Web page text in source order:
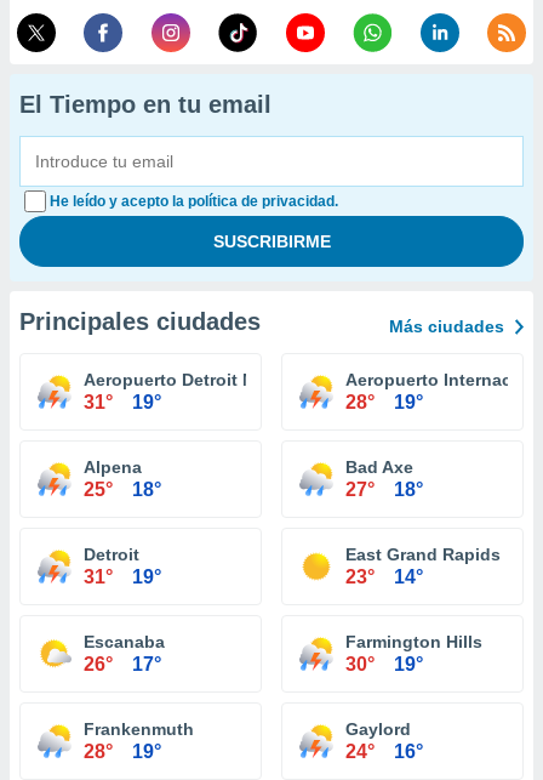
El Tiempo en tu email
He leído y acepto la política de privacidad.
Principales ciudades Más ciudades
Aeropuerto Detroit Metropolitan Wayne County
31° 19°
Aeropuerto
28° 19°
Alpena
25° 18°
Bad Axe
27° 18°
Detroit
31° 19°
East Grand Rapids
23° 14°
Escanaba
26° 17°
Farmington Hills
30° 19°
Frankenmuth
28° 19°
Gaylord
24° 16°